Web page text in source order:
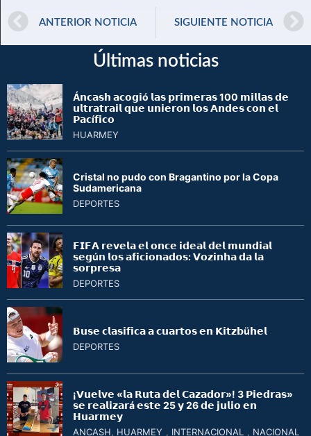
ANTERIOR NOTICIA SIGUIENTE NOTICIA
Últimas noticias
Á𝗻𝗰𝗮𝘀𝗵 𝗮𝗰𝗼𝗴𝗶ó 𝗹𝗮𝘀 𝗽𝗿𝗶𝗺𝗲𝗿𝗮𝘀 100 𝗺𝗶𝗹𝗹𝗮𝘀 𝗱𝗲
𝘂𝗹𝘁𝗿𝗮𝘁𝗿𝗮𝗶𝗹 𝗾𝘂𝗲 𝘂𝗻𝗶𝗲𝗿𝗼𝗻 𝗹𝗼𝘀 𝗔𝗻𝗱𝗲𝘀 𝗰𝗼𝗻 𝗲𝗹
𝗣𝗮𝗰í𝗳𝗶𝗰𝗼
HUARMEY
Cristal no pudo con Bragantino por la Copa
Sudamericana
DEPORTES
𝗙𝗜𝗙𝗔 𝗿𝗲𝘃𝗲𝗹𝗮 𝗲𝗹 𝗼𝗻𝗰𝗲 𝗶𝗱𝗲𝗮𝗹 𝗱𝗲𝗹 𝗺𝘂𝗻𝗱𝗶𝗮𝗹
𝘀𝗲𝗴ú𝗻 𝗹𝗼𝘀 𝗮𝗳𝗶𝗰𝗶𝗼𝗻𝗮𝗱𝗼𝘀: 𝗩𝗼𝘇𝗶𝗻𝗵𝗮 𝗱𝗮 𝗹𝗮
𝘀𝗼𝗿𝗽𝗿𝗲𝘀𝗮
DEPORTES
𝗕𝘂𝘀𝗲 𝗰𝗹𝗮𝘀𝗶𝗳𝗶𝗰𝗮 𝗮 𝗰𝘂𝗮𝗿𝘁𝗼𝘀 𝗲𝗻 𝗞𝗶𝘁𝘇𝗯ü𝗵𝗲𝗹
DEPORTES
¡𝗩𝘂𝗲𝗹𝘃𝗲 «𝗹𝗮 𝗥𝘂𝘁𝗮 𝗱𝗲𝗹 𝗖𝗮𝘇𝗮𝗱𝗼𝗿»! 3 𝗣𝗶𝗲𝗱𝗿𝗮𝘀»
𝘀𝗲 𝗿𝗲𝗮𝗹𝗶𝘇𝗮𝗿á 𝗲𝘀𝘁𝗲 25 𝘆 26 𝗱𝗲 𝗷𝘂𝗹𝗶𝗼 𝗲𝗻
𝗛𝘂𝗮𝗿𝗺𝗲𝘆
ANCASH, HUARMEY , INTERNACIONAL , NACIONAL